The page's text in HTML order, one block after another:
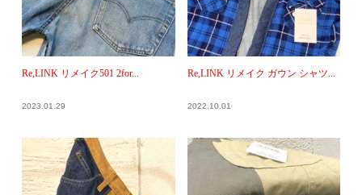
Re,LINK リメイク501 2for...
2023.01.29
Re,LINK リメイク ガウン シャツ...
2022.10.01